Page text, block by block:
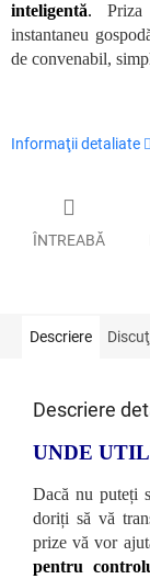
inteligentă. Priza
instantaneu
de convenabil,
Informaţii detaliate
ÎNTREABĂ
Descriere
Descriere
UNDE
Dacă nu puteți
doriți să vă
prize vă vor
pentru